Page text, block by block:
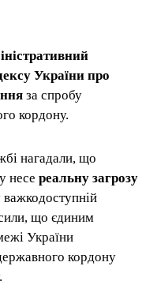
України про
за спробу
кордону.
нагадали, що
несе реальну загрозу
що єдиним
України
кордону